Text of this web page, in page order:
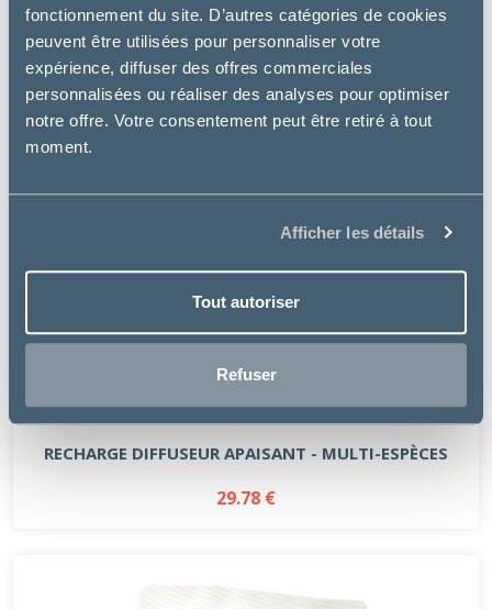
fonctionnement du site. D’autres catégories de cookies
peuvent être utilisées pour personnaliser votre
expérience, diffuser des offres commerciales
personnalisées ou réaliser des analyses pour optimiser
notre offre. Votre consentement peut être retiré à tout
moment.
Afficher les détails
Tout autoriser
Refuser
PetsCool
RECHARGE DIFFUSEUR APAISANT - MULTI-ESPÈCES
29.78 €